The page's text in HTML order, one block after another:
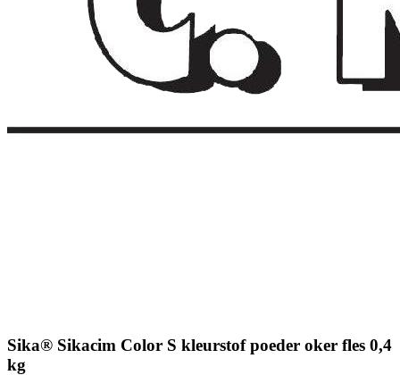
Sika® Sikacim Color S kleurstof poeder oker fles 0,4
kg